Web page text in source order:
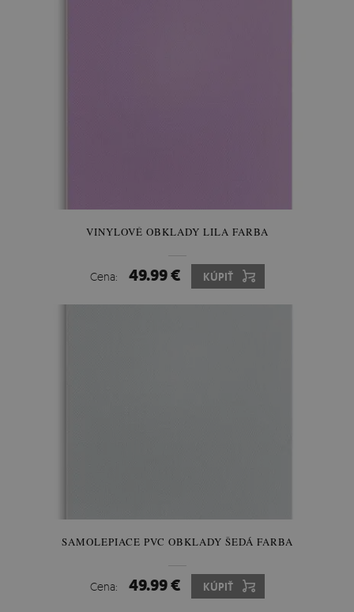
VINYLOVÉ OBKLADY LILA FARBA
Cena: 49.99 € KÚPIŤ
SAMOLEPIACE PVC OBKLADY ŠEDÁ FARBA
Cena: 49.99 € KÚPIŤ